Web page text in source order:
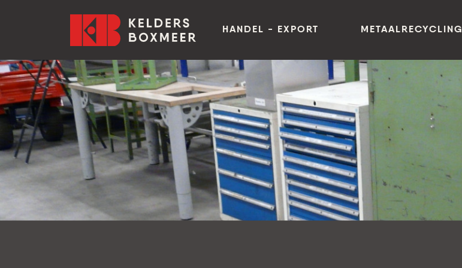
Kelders Boxmeer
HANDEL - EXPORT
METAALRECYCLING